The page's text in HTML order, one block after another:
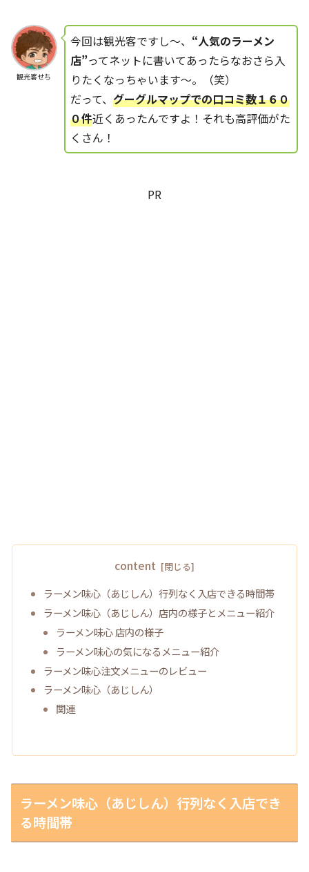
観光客せち
今回は観光客ですし～、 “人気のラーメン
店”ってネットに書いてあったらなおさら入
りたくなっちゃいます～。（笑）
だって、 グーグルマップでの口コミ数１６０
０件近くあったんですよ！それも高評価がた
くさん！
PR
content
ラーメン味心（あじしん）行列なく入店できる時間帯
ラーメン味心（あじしん）店内の様子とメニュー紹介
ラーメン味心 店内の様子
ラーメン味心の気になるメニュー紹介
ラーメン味心注文メニューのレビュー
ラーメン味心（あじしん）
関連
ラーメン味心（あじしん）行列なく入店でき
る時間帯